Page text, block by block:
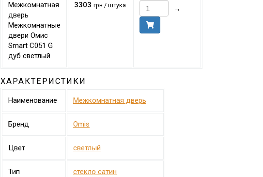
Межкомнатная
дверь
Межкомнатные
двери Омис
Smart С051 G
дуб светлый
3303 грн / штука →
ХАРАКТЕРИСТИКИ
Наименование Межкомнатная дверь
Бренд Omis
Цвет светлый
Тип стекло сатин